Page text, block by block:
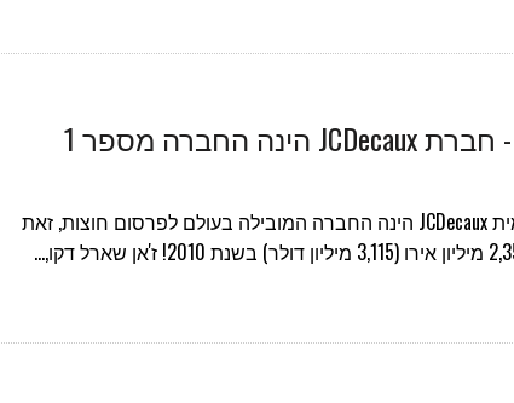
עכשיו זה רשמי- חברת JCDecaux הינה החברה מספר 1
חברת הפרסום העולמית JCDecaux הינה החברה המובילה בעולם לפרסום חוצות, זאת